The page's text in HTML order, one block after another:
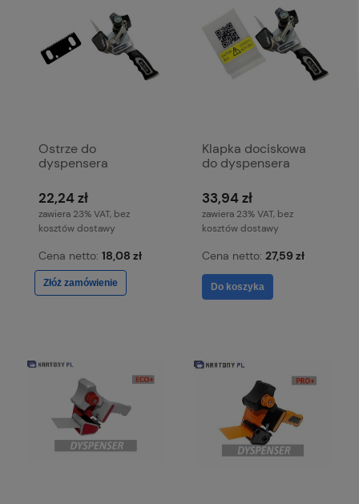
Ostrze do
dyspensera
Two
22,24 zł
zawiera 23% VAT, bez
kosztów dostawy
Cena netto:18,08 zł
Złóż zamówienie
Klapka dociskowa
do dyspensera
33,94 zł
zawiera 23% VAT, bez
kosztów dostawy
Cena netto: 27,59 zł
Do koszyka